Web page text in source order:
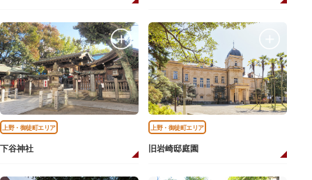
上野・御徒町エリア
下谷神社
上野・御徒町エリア
旧岩崎邸庭園